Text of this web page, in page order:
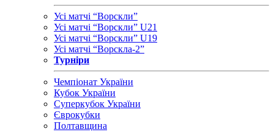
Усі матчі “Ворскли”
Усі матчі “Ворскли” U21
Усі матчі “Ворскли” U19
Усі матчі “Ворскла-2”
Турніри
Чемпіонат України
Кубок України
Суперкубок України
Єврокубки
Полтавщина